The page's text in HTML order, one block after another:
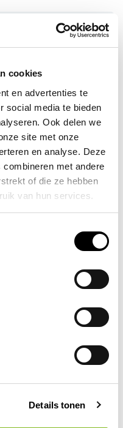
cookies
en advertenties te
social media te bieden
Ook delen we
site met onze
en analyse. Deze
met andere
of die ze hebben
van hun services.
Details tonen
Neem contact op